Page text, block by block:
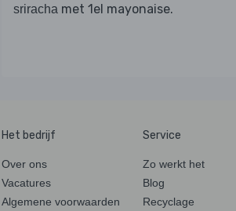
sriracha met 1el mayonaise.
Het bedrijf
Over ons
Vacatures
Algemene voorwaarden
Service
Zo werkt het
Blog
Recyclage